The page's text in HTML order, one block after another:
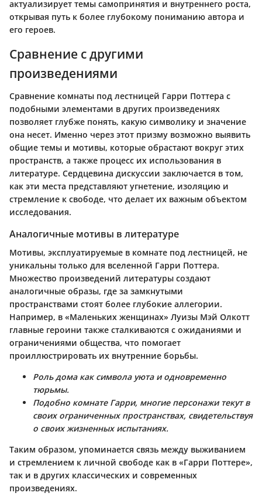
актуализирует темы самопринятия и внутреннего роста,
открывая путь к более глубокому пониманию автора и
его героев.
Сравнение с другими
произведениями
Сравнение комнаты под лестницей Гарри Поттера с
подобными элементами в других произведениях
позволяет глубже понять, какую символику и значение
она несет. Именно через этот призму возможно выявить
общие темы и мотивы, которые обрастают вокруг этих
пространств, а также процесс их использования в
литературе. Сердцевина дискуссии заключается в том,
как эти места представляют угнетение, изоляцию и
стремление к свободе, что делает их важным объектом
исследования.
Аналогичные мотивы в литературе
Мотивы, эксплуатируемые в комнате под лестницей, не
уникальны только для вселенной Гарри Поттера.
Множество произведений литературы создают
аналогичные образы, где за замкнутыми
пространствами стоят более глубокие аллегории.
Например, в «Маленьких женщинах» Луизы Мэй Олкотт
главные героини также сталкиваются с ожиданиями и
ограничениями общества, что помогает
проиллюстрировать их внутренние борьбы.
Роль дома как символа уюта и одновременно
тюрьмы.
Подобно комнате Гарри, многие персонажи текут в
своих ограниченных пространствах, свидетельствуя
о своих жизненных испытаниях.
Таким образом, упоминается связь между выживанием
и стремлением к личной свободе как в «Гарри Поттере»,
так и в других классических и современных
произведениях.